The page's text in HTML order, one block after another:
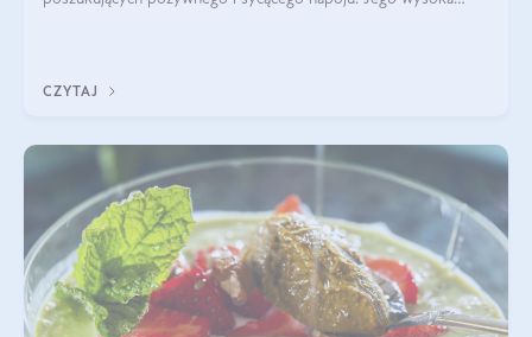
CZYTAJ